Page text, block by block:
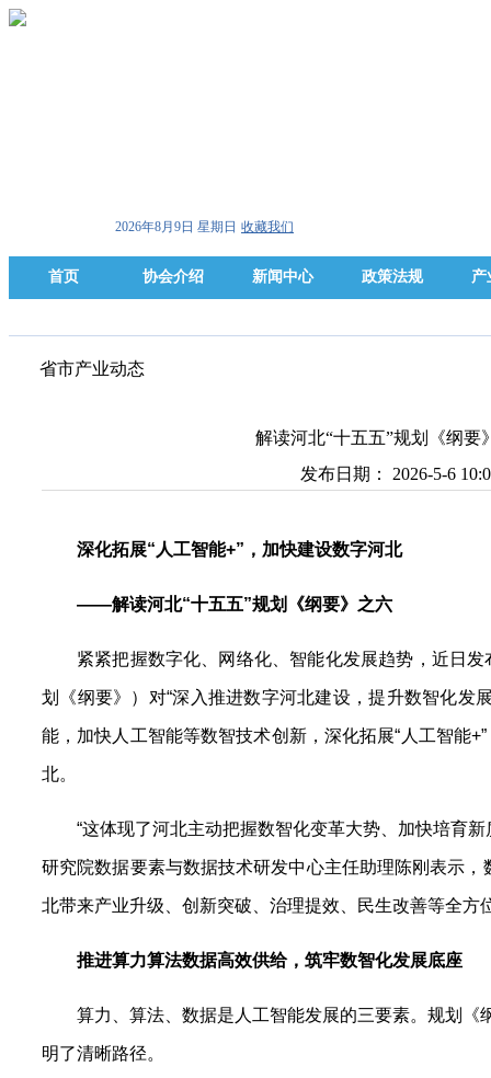
2026年8月9日 星期日 收藏我们
首页 协会介绍 新闻中心 政策法规 产
省市产业动态
解读河北“十五五”规划《纲要
发布日期： 2026-5-6
深化拓展“人工智能+”，加快建设数字河北
——解读河北“十五五”规划《纲要》之六
紧紧把握数字化、网络化、智能化发展趋势，近日
划《纲要》）对“深入推进数字河北建设，提升数智化发
能，加快人工智能等数智技术创新，深化拓展“人工智能
北。
“这体现了河北主动把握数智化变革大势、加快培育
研究院数据要素与数据技术研发中心主任助理陈刚表示，
北带来产业升级、创新突破、治理提效、民生改善等全方
推进算力算法数据高效供给，筑牢数智化发展底座
算力、算法、数据是人工智能发展的三要素。规划《
明了清晰路径。